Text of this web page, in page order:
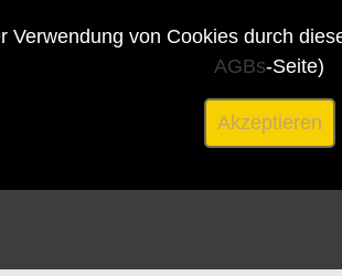
von Cookies durch
AGBs-Seite)
Akzeptieren